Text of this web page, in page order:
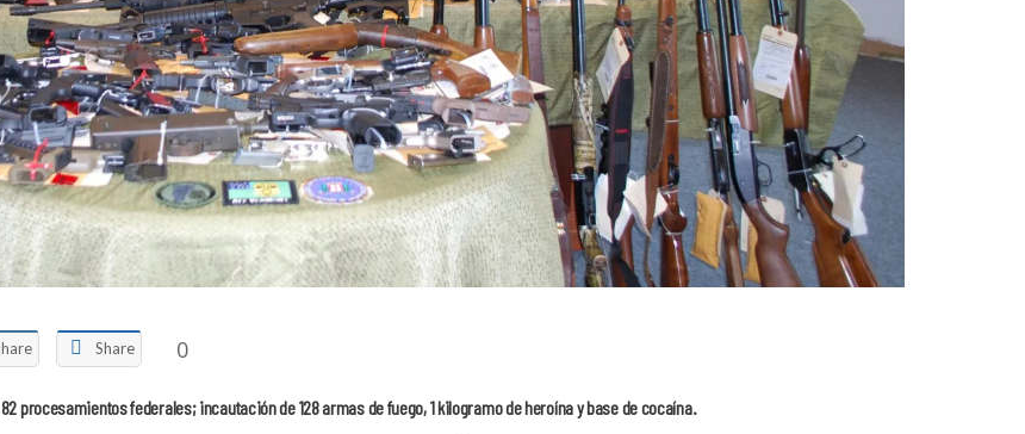
Share 0
procesamientos federales; incautación de 128 armas de fuego, 1 kilogramo de heroína y base de cocaína.